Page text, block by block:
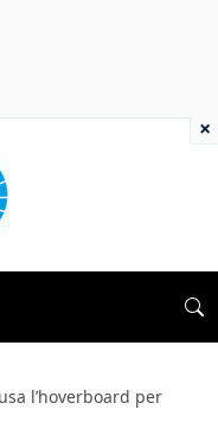
l’hoverboard per
×